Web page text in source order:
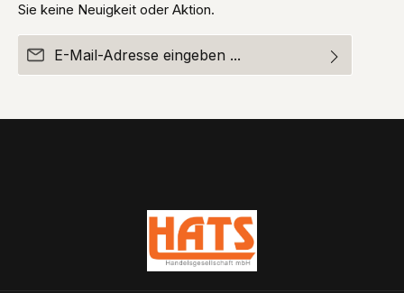
Sie keine Neuigkeit oder Aktion.